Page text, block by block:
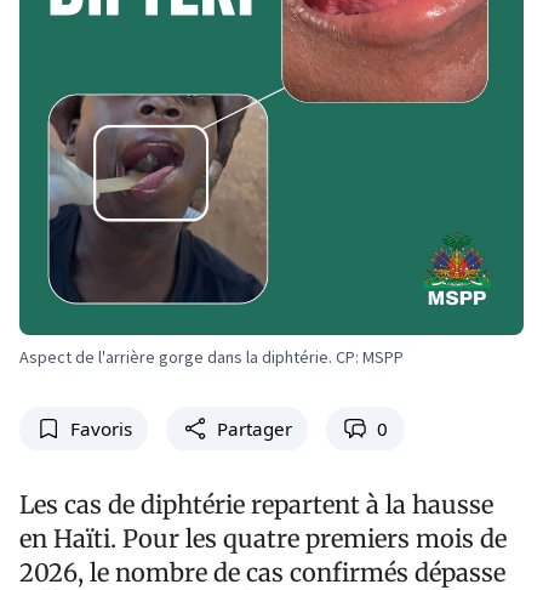
Aspect de l'arrière gorge dans la diphtérie. CP: MSPP
Favoris Partager 0
Les cas de diphtérie repartent à la hausse
en Haïti. Pour les quatre premiers mois de
2026, le nombre de cas confirmés dépasse